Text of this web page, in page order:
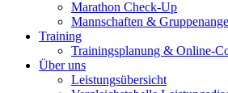
Marathon Check-Up
Mannschaften &
Training
Trainingsplanung & Online-
Über uns
Leistungsübersicht